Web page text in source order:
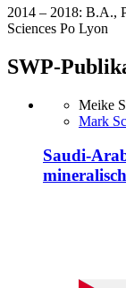
2014 – 2018: B.A.,
Sciences Po Lyon
SWP-
Meike
Mark
Saudi-